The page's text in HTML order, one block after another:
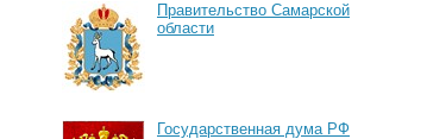
Правительство Самарской
области
Государственная дума РФ